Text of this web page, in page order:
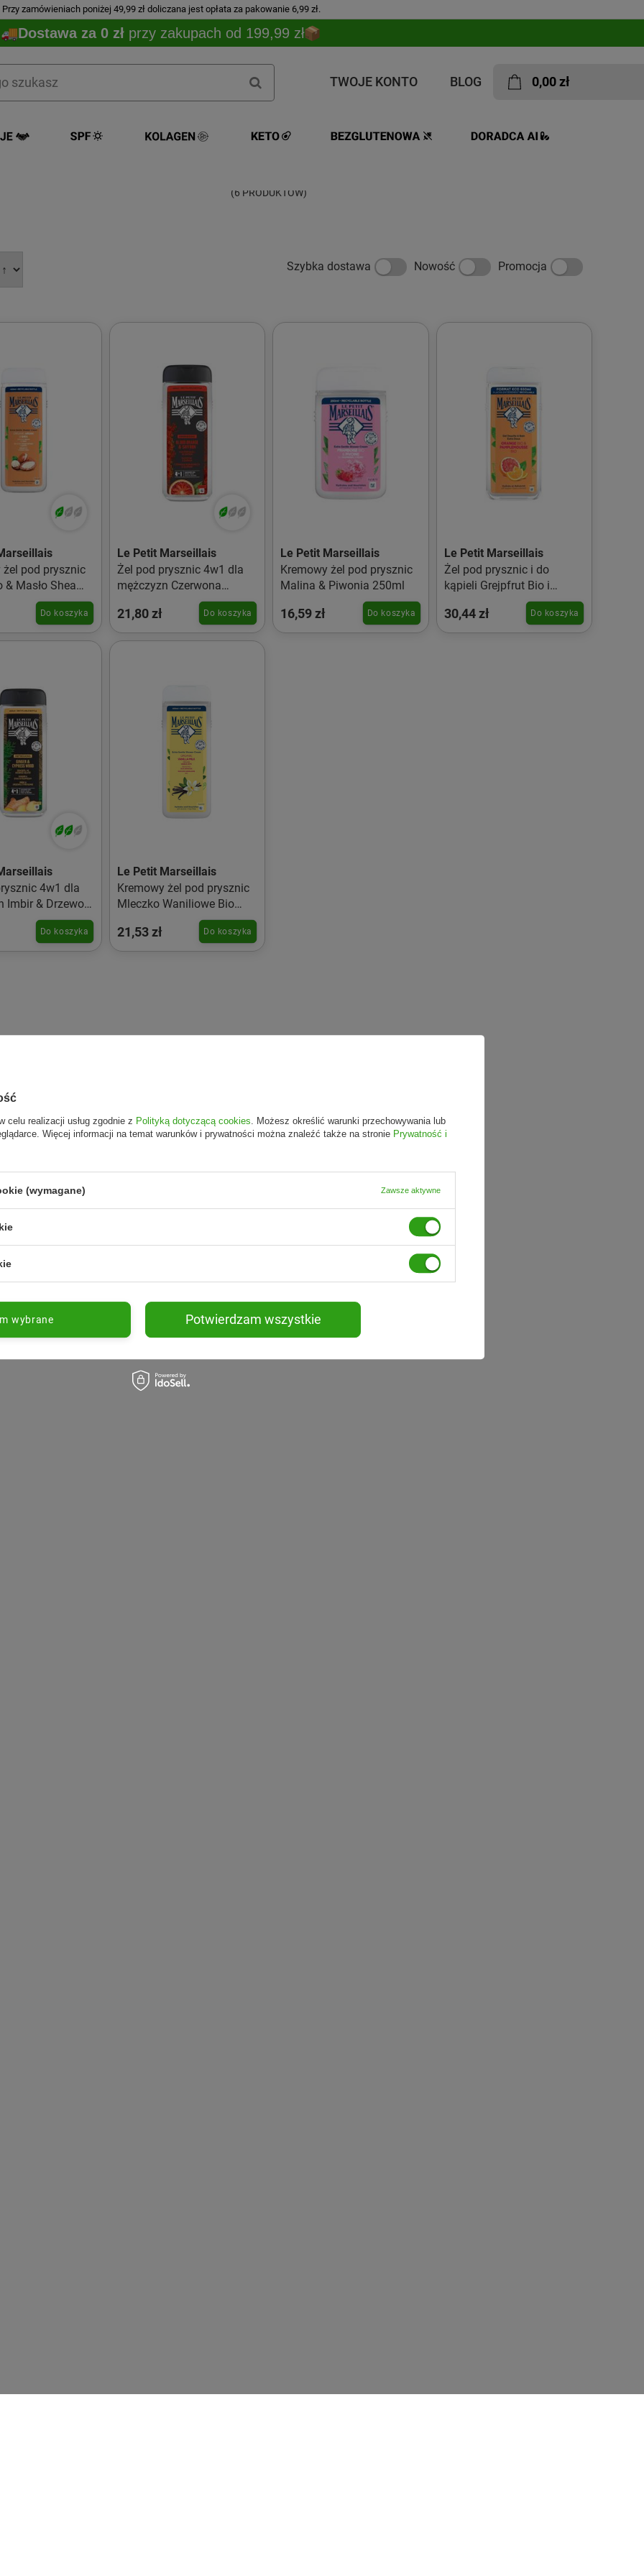
Przy zamówieniach poniżej 49,99 zł doliczana jest opłata za pakowanie 6,99 zł.
Dostawa za 0 zł przy zakupach od 199,99 zł
TWOJE KONTO BLOG 0,00 zł
(6 PRODUKTÓW)
Szybka dostawa Nowość Promocja
żel pod prysznic
& Masło Shea
Do koszyka
Le Petit Marseillais
Żel pod prysznic 4w1 dla
mężczyzn Czerwona
Pomarańcza & Szafran
400ml
21,80 zł Do koszyka
Le Petit Marseillais
Kremowy żel pod prysznic
Malina & Piwonia 250ml
16,59 zł Do koszyka
Le Petit Marseillais
Żel pod prysznic i do
kąpieli Grejpfrut Bio i
Pomarańcza Bio 650ml
30,44 zł Do koszyka
4w1 dla
Imbir & Drzewo
400ml
Do koszyka
Le Petit Marseillais
Kremowy żel pod prysznic
Mleczko Waniliowe Bio
21,53 zł Do koszyka
celu realizacji usług zgodnie z Polityką dotyczącą cookies . Możesz określić warunki przechowywania lub
Więcej informacji na temat warunków i prywatności można znaleźć także na stronie Prywatność i
(wymagane) Zawsze aktywne
wybrane Potwierdzam wszystkie